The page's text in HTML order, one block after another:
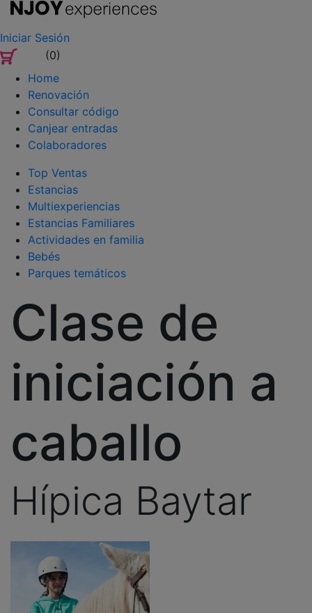
Iniciar Sesión
(0)
Home
Renovación
Consultar código
Canjear entradas
Colaboradores
Top Ventas
Estancias
Multiexperiencias
Estancias Familiares
Actividades en familia
Bebés
Parques temáticos
Clase de
iniciación a
caballo
Hípica Baytar